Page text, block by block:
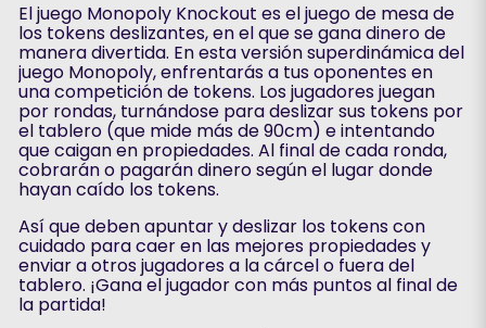
El juego Monopoly Knockout es el juego de mesa de
los tokens deslizantes, en el que se gana dinero de
manera divertida. En esta versión superdinámica del
juego Monopoly, enfrentarás a tus oponentes en
una competición de tokens. Los jugadores juegan
por rondas, turnándose para deslizar sus tokens por
el tablero (que mide más de 90cm) e intentando
que caigan en propiedades. Al final de cada ronda,
cobrarán o pagarán dinero según el lugar donde
hayan caído los tokens.
Así que deben apuntar y deslizar los tokens con
cuidado para caer en las mejores propiedades y
enviar a otros jugadores a la cárcel o fuera del
tablero. ¡Gana el jugador con más puntos al final de
la partida!